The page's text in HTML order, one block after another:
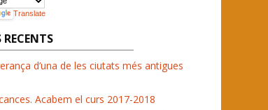
Translate
RECENTS
d’una de les ciutats més antigues
Acabem el curs 2017-2018